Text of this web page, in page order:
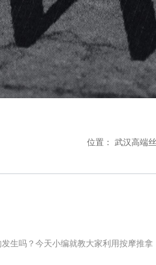
位置： 武汉高端
生吗？今天小编就教大家利用按摩推拿